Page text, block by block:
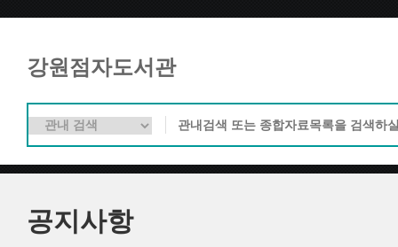
강원점자도서관
공지사항